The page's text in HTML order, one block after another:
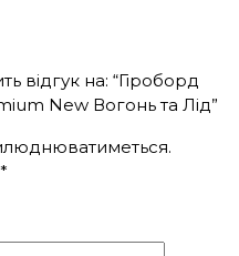
відгук на: “Гіроборд
New Вогонь та Лід”
*